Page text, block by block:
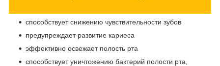
способствует снижению чувствительности зубов
предупреждает развитие кариеса
эффективно освежает полость рта
способствует уничтожению бактерий полости рта,